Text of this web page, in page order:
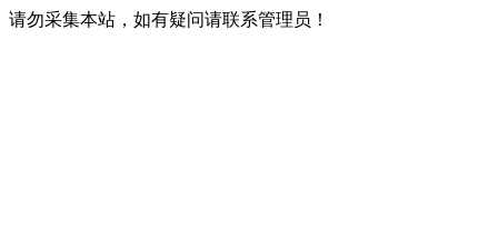
请勿采集本站，如有疑问请联系管理员！